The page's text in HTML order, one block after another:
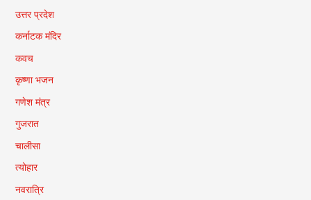
उत्तर प्रदेश
कर्नाटक मंदिर
कवच
कृष्णा भजन
गणेश मंत्र
गुजरात
चालीसा
त्योहार
नवरात्रि